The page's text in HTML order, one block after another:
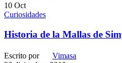
10 Oct
Curiosidades
Historia de la Mallas de
Escrito por
Vimasa